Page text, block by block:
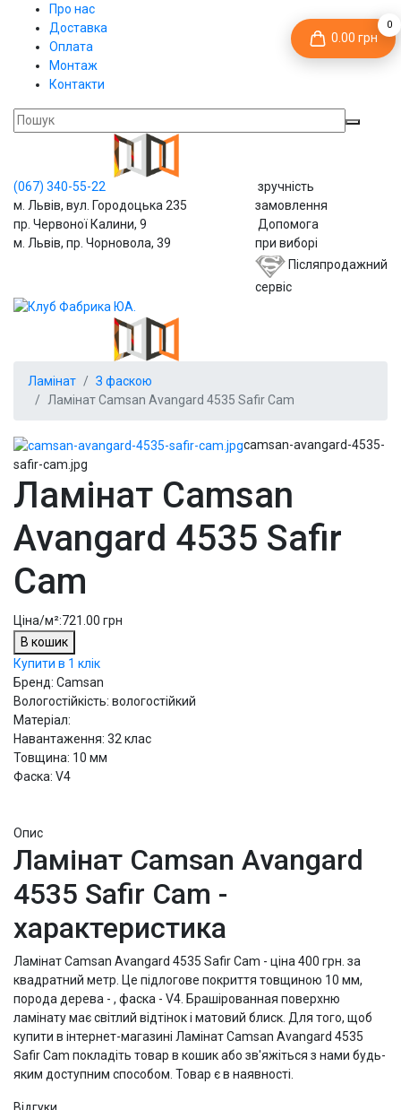
Про нас
Доставка
Оплата
Монтаж
Контакти
0.00 грн
0
(067) 340-55-22
м. Львів, вул. Городоцька 235
пр. Червоної Калини, 9
м. Львів, пр. Чорновола, 39
зручність
замовлення
Допомога
при виборі
Післяпродажний
сервіс
Ламінат
З фаскою
Ламінат Camsan Avangard 4535 Safir Cam
camsan-avangard-4535-
safir-cam.jpg
Ламінат Camsan
Avangard 4535 Safir
Cam
Ціна/м²:721.00 грн
В кошик
Купити в 1 клік
Бренд: Camsan
Вологостійкість: вологостійкий
Матеріал:
Навантаження: 32 клас
Товщина: 10 мм
Фаска: V4
Опис
Ламінат Camsan Avangard
4535 Safir Cam -
характеристика
Ламінат Camsan Avangard 4535 Safir Cam - ціна 400 грн. за
квадратний метр. Це підлогове покриття товщиною 10 мм,
порода дерева - , фаска - V4. Брашірованная поверхню
ламінату має світлий відтінок і матовий блиск. Для того, щоб
купити в інтернет-магазині Ламінат Camsan Avangard 4535
Safir Cam покладіть товар в кошик або зв'яжіться з нами будь-
яким доступним способом. Товар є в наявності.
Відгуки